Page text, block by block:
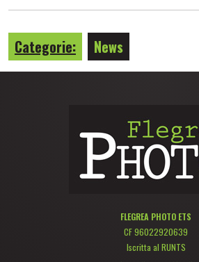
Categorie: News
FLEGREA PHOTO ETS
CF 96022920639
Iscritta al RUNTS